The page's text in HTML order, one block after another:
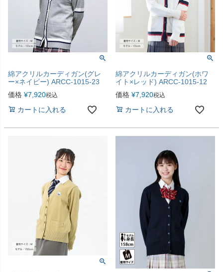
綿アクリルカーディガン(グレ
ー×ネイビー) ARCC-1015-23
価格 ¥7,920税込
カートに入れる
綿アクリルカーディガン(ホワ
イト×レッド) ARCC-1015-12
価格 ¥7,920税込
カートに入れる